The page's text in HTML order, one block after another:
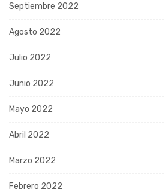
Septiembre 2022
Agosto 2022
Julio 2022
Junio 2022
Mayo 2022
Abril 2022
Marzo 2022
Febrero 2022